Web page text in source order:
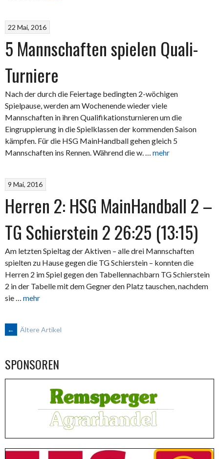
22 Mai, 2016
5 Mannschaften spielen Quali-
Turniere
Nach der durch die Feiertage bedingten 2-wöchigen
Spielpause, werden am Wochenende wieder viele
Mannschaften in ihren Qualifikationsturnieren um die
Eingruppierung in die Spielklassen der kommenden Saison
kämpfen. Für die HSG MainHandball gehen gleich 5
Mannschaften ins Rennen. Während die w. … mehr
9 Mai, 2016
Herren 2: HSG MainHandball 2 –
TG Schierstein 2 26:25 (13:15)
Am letzten Spieltag der Aktiven – alle drei Mannschaften
spielten zu Hause gegen die TG Schierstein – konnten die
Herren 2 im Spiel gegen den Tabellennachbarn TG Schierstein
2 in der Tabelle mit dem Gegner den Platz tauschen, nachdem
sie … mehr
BEITRAGSNAVIGATION
← Ältere Artikel
SPONSOREN